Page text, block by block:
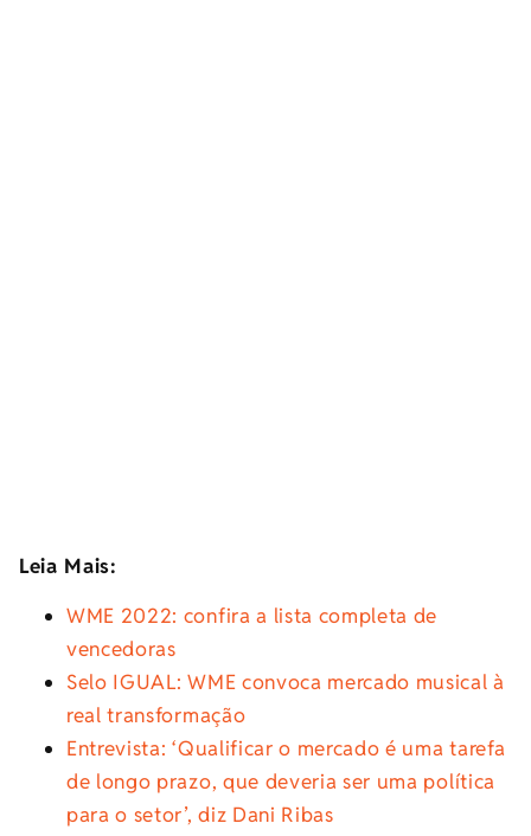
Leia Mais:
WME 2022: confira a lista completa de
vencedoras
Selo IGUAL: WME convoca mercado musical à
real transformação
Entrevista: ‘Qualificar o mercado é uma tarefa
de longo prazo, que deveria ser uma política
para o setor’, diz Dani Ribas